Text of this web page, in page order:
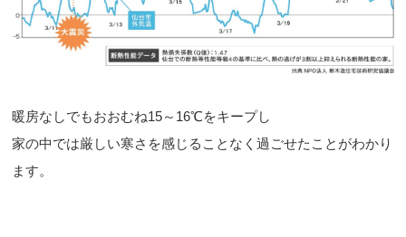
暖房なしでもおおむね15～16℃をキープし
家の中では厳しい寒さを感じることなく過ごせたことがわかり
ます。